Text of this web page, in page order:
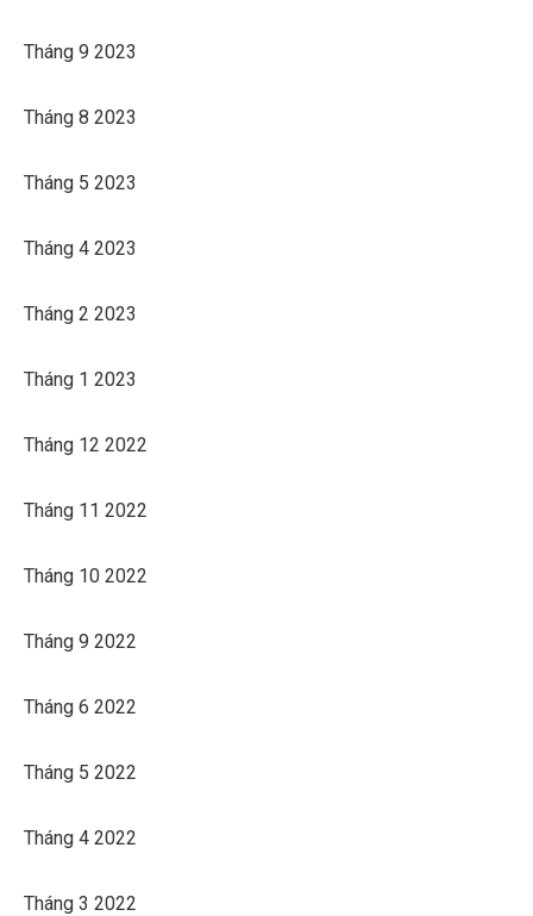
Tháng 9 2023
Tháng 8 2023
Tháng 5 2023
Tháng 4 2023
Tháng 2 2023
Tháng 1 2023
Tháng 12 2022
Tháng 11 2022
Tháng 10 2022
Tháng 9 2022
Tháng 6 2022
Tháng 5 2022
Tháng 4 2022
Tháng 3 2022